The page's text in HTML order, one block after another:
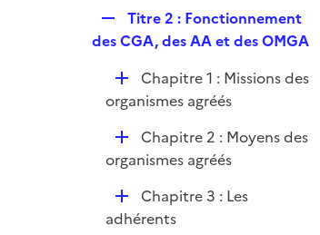
i
e
r
e
l
i
e
r
Titre 2 : Fonctionnement
des CGA, des AA et des OMGA
D
é
i
Chapitre 1 : Missions des
organismes agréés
D
é
i
Chapitre 2 : Moyens des
organismes agréés
D
é
Chapitre 3 : Les
adhérents